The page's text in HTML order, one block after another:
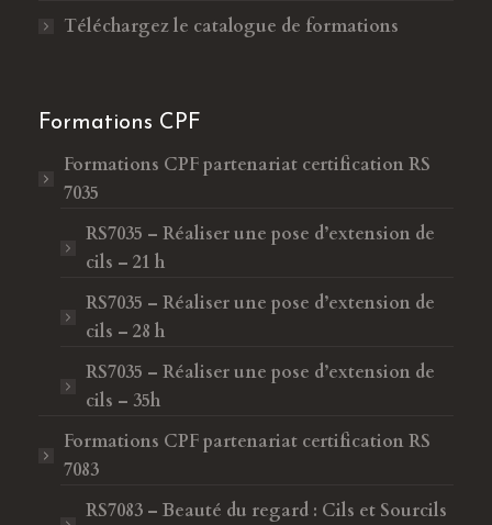
Téléchargez le catalogue de formations
Formations CPF
Formations CPFpartenariat certification RS
7035
RS7035 – Réaliser une pose d’extension de
cils – 21 h
RS7035 – Réaliser une pose d’extension de
cils – 28 h
RS7035 – Réaliser une pose d’extension de
cils – 35h
Formations CPFpartenariat certification RS
7083
RS7083 – Beauté du regard : Cils et Sourcils